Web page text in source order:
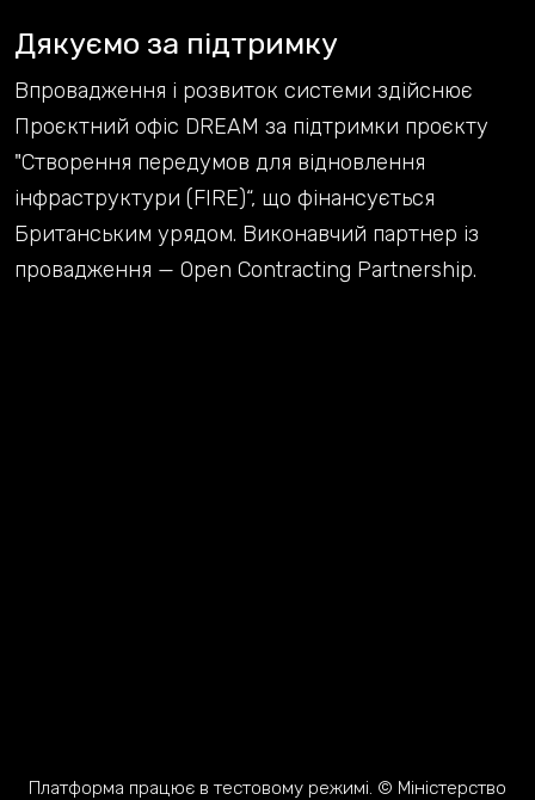
Дякуємо за підтримку
Платформа працює в тестовому режимі. © Міністерство
Впровадження і розвиток системи здійснює
Проєктний офіс DREAM за підтримки проєкту
"Створення передумов для відновлення
інфраструктури (FIRE)“, що фінансується
Британським урядом. Виконавчий партнер із
провадження — Open Contracting Partnership.